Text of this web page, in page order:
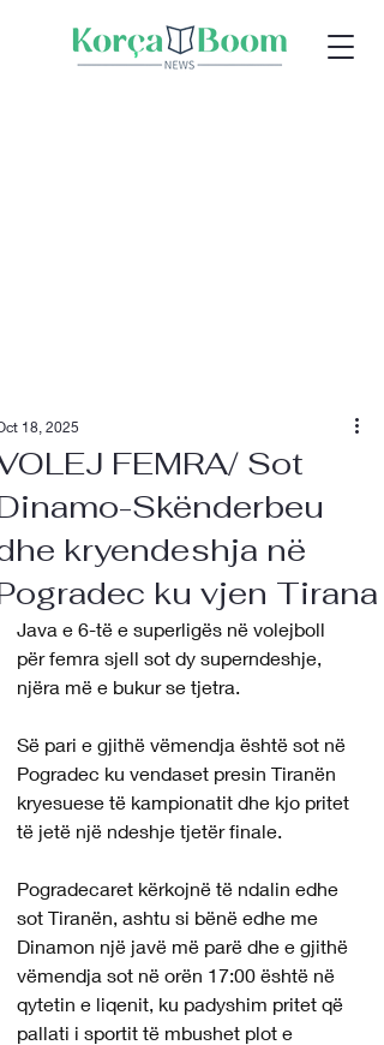
FEMRA/ Sot
Skënderbeu
kryendeshja në
ku vjen Tirana
18, 2025
Java e 6-të e superligës në volejboll
për femra sjell sot dy superndeshje,
njëra më e bukur se tjetra.
Së pari e gjithë vëmendja është sot në
Pogradec ku vendaset presin Tiranën
kryesuese të kampionatit dhe kjo pritet
të jetë një ndeshje tjetër finale.
Pogradecaret kërkojnë të ndalin edhe
sot Tiranën, ashtu si bënë edhe me
Dinamon një javë më parë dhe e gjithë
vëmendja sot në orën 17:00 është në
qytetin e liqenit, ku padyshim pritet që
pallati i sportit të mbushet plot e